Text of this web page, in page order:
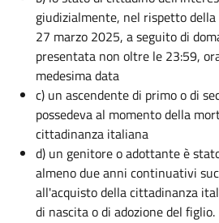
giudizialmente, nel rispetto
27 marzo 2025, a seguito di
presentata non oltre le 23:59,
medesima data
c) un ascendente di primo o di
possedeva al momento della
cittadinanza italiana
d) un genitore o adottante è
almeno due anni continuativi
all'acquisto della cittadinanza
di nascita o di adozione del figlio.